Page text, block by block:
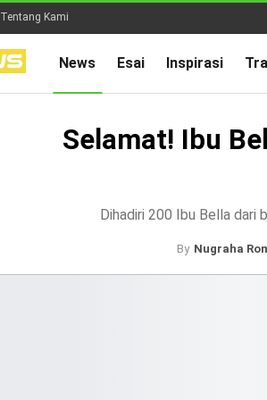
Tentang Kami
News Esai Inspirasi
Selamat! Ibu
Dihadiri 200 Ibu Bella dari
By Nugraha